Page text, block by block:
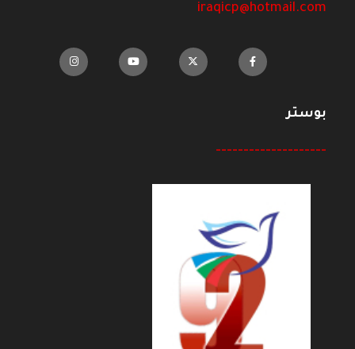
iraqicp@hotmail.com
بوستر
--------------------